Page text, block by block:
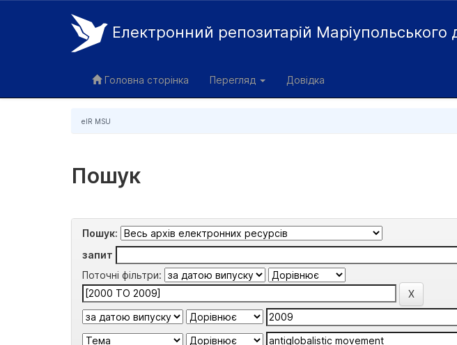
Електронний репозитарій Маріупольського
Головна сторінка Перегляд Довідка
eIR MSU
Пошук
Пошук:
запит
Поточні фільтри: